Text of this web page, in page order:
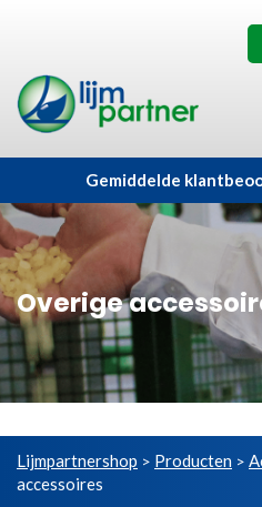
Gemiddelde
Overige
Lijmpartnershop > Producten >
accessoires